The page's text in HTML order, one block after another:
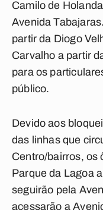
Camilo de
Avenida
partir da Diogo
Carvalho a partir
para os
público.
Devido aos
das linhas que
Centro/bairros, os
Parque da Lagoa
seguirão pela
acessarão a